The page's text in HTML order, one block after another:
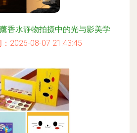
香水静物拍摄中的光与影美学
2026-08-07 21:43:45